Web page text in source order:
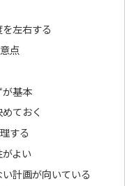
左右する
点
基本
ておく
する
よい
計画が向いている